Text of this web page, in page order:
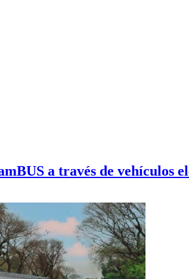
a través de vehículos